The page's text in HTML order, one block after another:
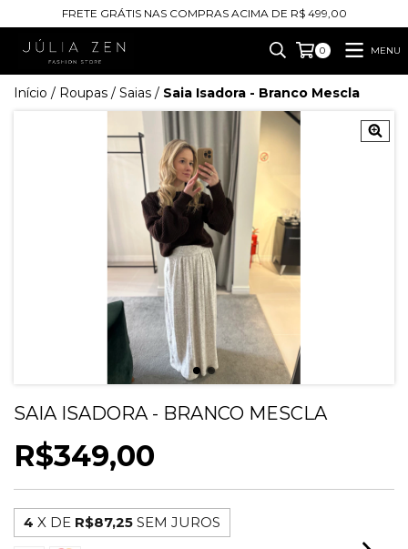
FRETE GRÁTIS NAS COMPRAS ACIMA DE R$ 499,00
0 MENU
Início / Roupas / Saias / Saia Isadora - Branco Mescla
SAIA ISADORA - BRANCO MESCLA
R$349,00
4 X DE R$87,25 SEM JUROS